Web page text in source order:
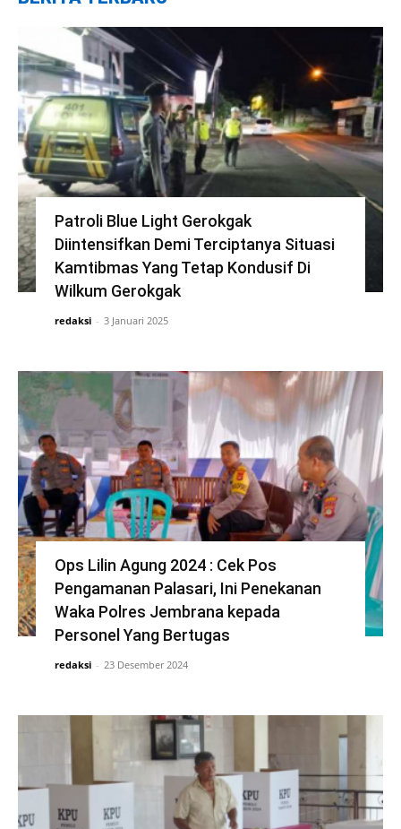
Patroli Blue Light Gerokgak
Diintensifkan Demi Terciptanya Situasi
Kamtibmas Yang Tetap Kondusif Di
Wilkum Gerokgak
redaksi - 3 Januari 2025
Ops Lilin Agung 2024 : Cek Pos
Pengamanan Palasari, Ini Penekanan
Waka Polres Jembrana kepada
Personel Yang Bertugas
redaksi - 23 Desember 2024